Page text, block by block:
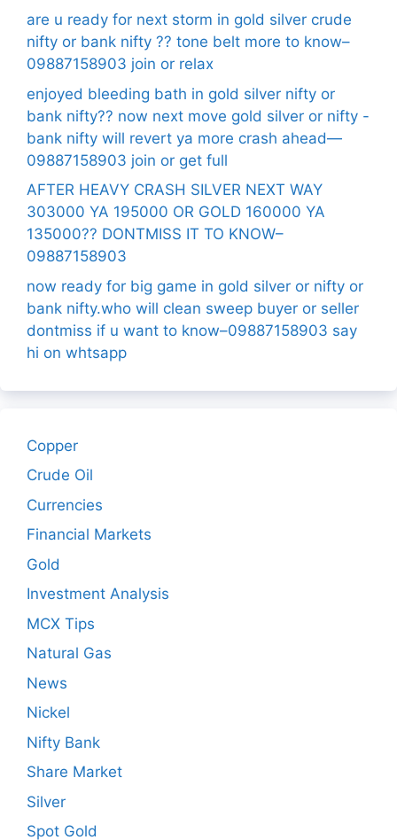
are u ready for next storm in gold silver crude
nifty or bank nifty ?? tone belt more to know–
09887158903 join or relax
enjoyed bleeding bath in gold silver nifty or
bank nifty?? now next move gold silver or nifty -
bank nifty will revert ya more crash ahead—
09887158903 join or get full
AFTER HEAVY CRASH SILVER NEXT WAY
303000 YA 195000 OR GOLD 160000 YA
135000?? DONTMISS IT TO KNOW–
09887158903
now ready for big game in gold silver or nifty or
bank nifty.who will clean sweep buyer or seller
dontmiss if u want to know–09887158903 say
hi on whtsapp
Copper
Crude Oil
Currencies
Financial Markets
Gold
Investment Analysis
MCX Tips
Natural Gas
News
Nickel
Nifty Bank
Share Market
Silver
Spot Gold